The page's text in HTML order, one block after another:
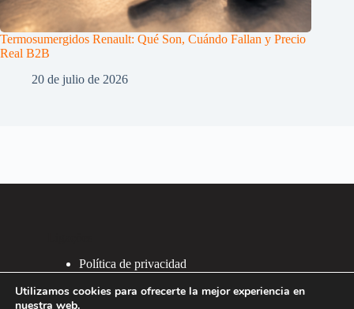
Termosumergidos Renault: Qué Son, Cuándo Fallan y Precio
Real B2B
20 de julio de 2026
Política de privacidad
2007 - 2026 ®
Recafacil S.L.
Utilizamos cookies para ofrecerte la mejor experiencia en
nuestra web.